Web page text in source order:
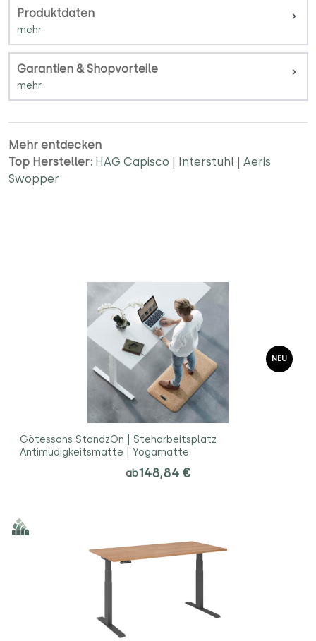
Produktdaten
Garantien & Shopvorteile
Mehr entdecken
Top Hersteller: HAG Capisco | Interstuhl | Aeris
Swopper
NEU
Götessons StandzOn | Steharbeitsplatz
Antimüdigkeitsmatte | Yogamatte
ab148,84 €